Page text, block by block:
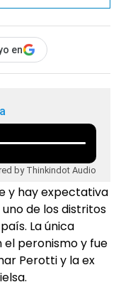
en
by Thinkindot Audio
y hay expectativa
de los distritos
La única
el peronismo y fue
Perotti y la ex